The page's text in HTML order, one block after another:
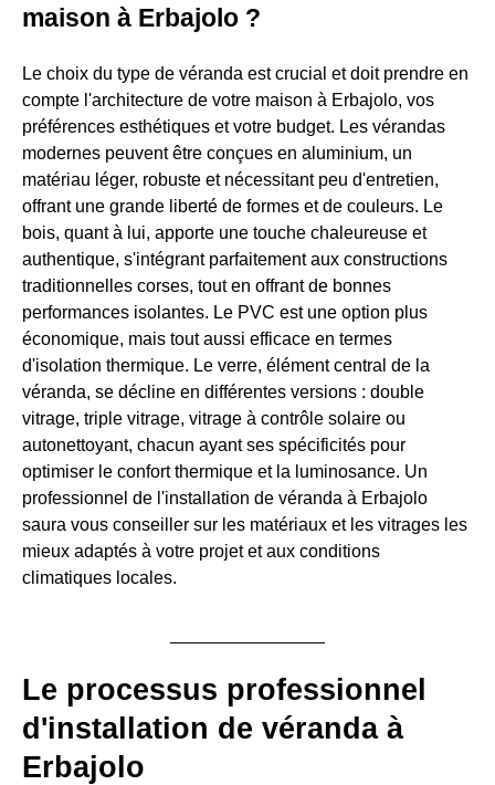
maison à Erbajolo ?
Le choix du type de véranda est crucial et doit prendre en
compte l'architecture de votre maison à Erbajolo, vos
préférences esthétiques et votre budget. Les vérandas
modernes peuvent être conçues en aluminium, un
matériau léger, robuste et nécessitant peu d'entretien,
offrant une grande liberté de formes et de couleurs. Le
bois, quant à lui, apporte une touche chaleureuse et
authentique, s'intégrant parfaitement aux constructions
traditionnelles corses, tout en offrant de bonnes
performances isolantes. Le PVC est une option plus
économique, mais tout aussi efficace en termes
d'isolation thermique. Le verre, élément central de la
véranda, se décline en différentes versions : double
vitrage, triple vitrage, vitrage à contrôle solaire ou
autonettoyant, chacun ayant ses spécificités pour
optimiser le confort thermique et la luminosance. Un
professionnel de l'installation de véranda à Erbajolo
saura vous conseiller sur les matériaux et les vitrages les
mieux adaptés à votre projet et aux conditions
climatiques locales.
Le processus professionnel
d'installation de véranda à
Erbajolo